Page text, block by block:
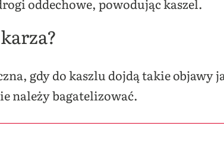
oddechowe, powodując kaszel.
gdy do kaszlu dojdą takie objawy
należy bagatelizować.